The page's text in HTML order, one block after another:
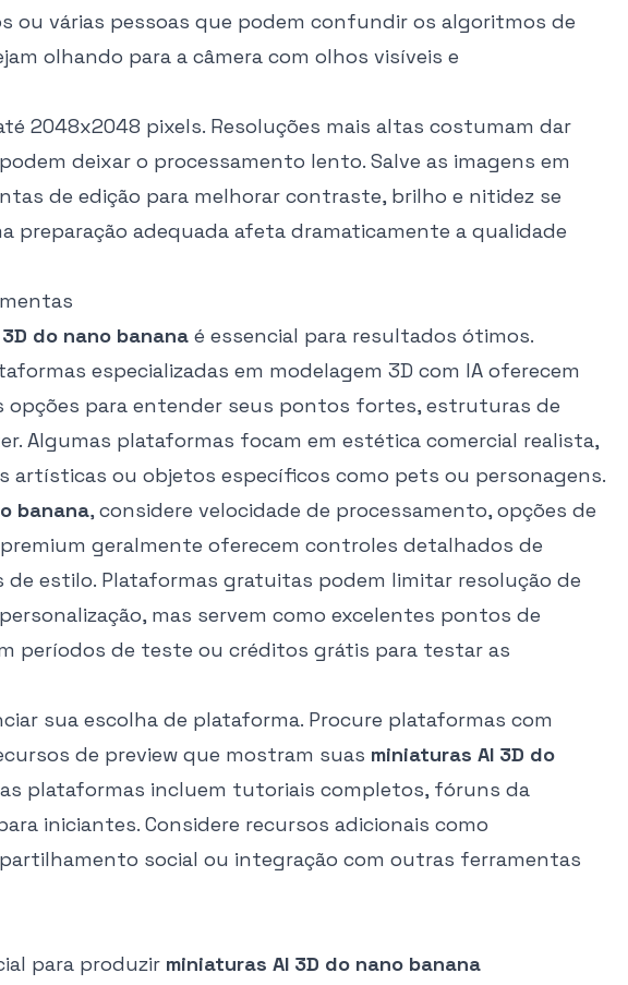
ou várias pessoas que podem confundir os algoritmos de
olhando para a câmera com olhos visíveis e
2048x2048 pixels. Resoluções mais altas costumam dar
deixar o processamento lento. Salve as imagens em
de edição para melhorar contraste, brilho e nitidez se
preparação adequada afeta dramaticamente a qualidade
do nano banana é essencial para resultados ótimos.
especializadas em modelagem 3D com IA oferecem
opções para entender seus pontos fortes, estruturas de
Algumas plataformas focam em estética comercial realista,
artísticas ou objetos específicos como pets ou personagens.
banana, considere velocidade de processamento, opções de
geralmente oferecem controles detalhados de
de estilo. Plataformas gratuitas podem limitar resolução de
mas servem como excelentes pontos de
períodos de teste ou créditos grátis para testar as
sua escolha de plataforma. Procure plataformas com
de preview que mostram suas miniaturas AI 3D do
plataformas incluem tutoriais completos, fóruns da
iniciantes. Considere recursos adicionais como
social ou integração com outras ferramentas
para produzir miniaturas AI 3D do nano banana